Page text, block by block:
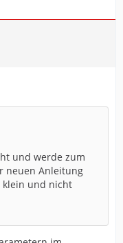
und werde zum
neuen Anleitung
klein und nicht